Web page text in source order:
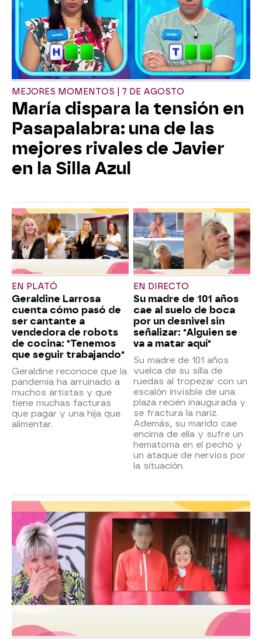
MEJORES MOMENTOS | 7 DE AGOSTO
María dispara la tensión en
Pasapalabra: una de las
mejores rivales de Javier
en la Silla Azul
EN PLATÓ
Geraldine Larrosa
cuenta cómo pasó de
ser cantante a
vendedora de robots
de cocina: "Tenemos
que seguir trabajando"
Geraldine reconoce que la
pandemia ha arruinado a
muchos artistas y que
tiene muchas facturas
que pagar y una hija que
alimentar.
EN DIRECTO
Su madre de 101 años
cae al suelo de boca
por un desnivel sin
señalizar: "Alguien se
va a matar aquí"
Su madre de 101 años
vuelca de su silla de
ruedas al tropezar con un
escalón invisble de una
plaza recién inaugurada y
se fractura la nariz.
Además, su marido cae
encima de ella y sufre un
hematoma en el pecho y
un ataque de nervios por
la situación.